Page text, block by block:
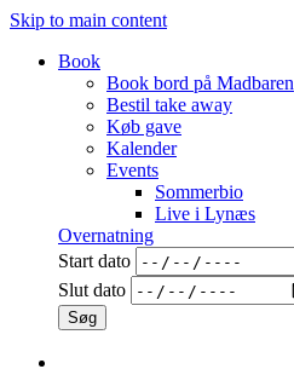
Skip to main content
Book
Book bord på Madbaren
Bestil take away
Køb gave
Kalender
Events
Sommerbio
Live i Lynæs
Overnatning
Start dato
Slut dato